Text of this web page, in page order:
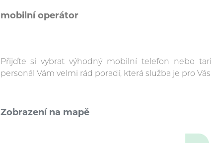
mobilní operátor
Přijďte si vybrat výhodný mobilní telefon nebo
personál Vám velmi rád poradí, která služba je pro Vás
Zobrazení na mapě